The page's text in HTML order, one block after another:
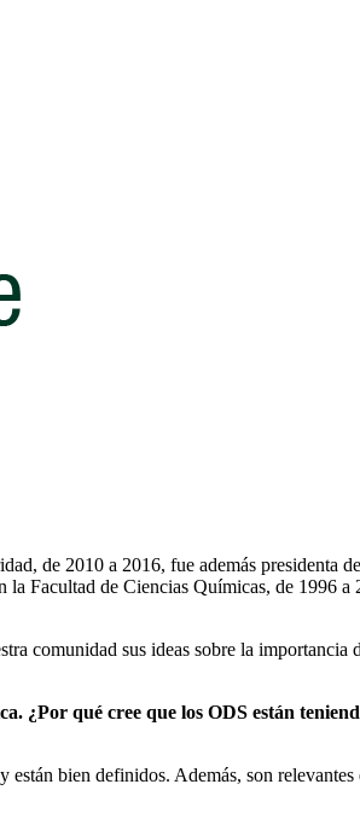
de 2010 a 2016, fue además presidenta
Facultad de Ciencias Químicas, de 1996 a
comunidad sus ideas sobre la
¿Por qué cree que los ODS están
bien definidos. Además, son relevantes